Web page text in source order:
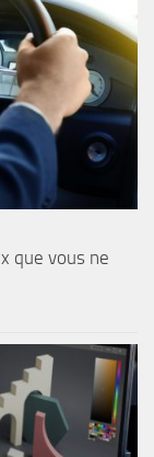
que vous ne